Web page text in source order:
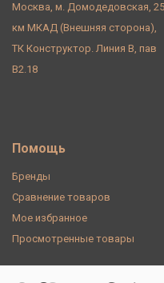
Москва, м. Домодедовская, 25
км МКАД (Внешняя сторона),
ТК Конструктор. Линия В, пав
В2.18
Помощь
Бренды
Сравнение товаров
Мое избранное
Просмотренные товары